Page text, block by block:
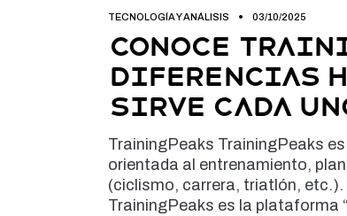
TECNOLOGÍA Y ANÁLISIS 03/10/2025
Conoce
diferencias
sirve cada
TrainingPeaks TrainingPeaks
orientada al entrenamiento,
(ciclismo, carrera, triatlón,
TrainingPeaks es la plataforma